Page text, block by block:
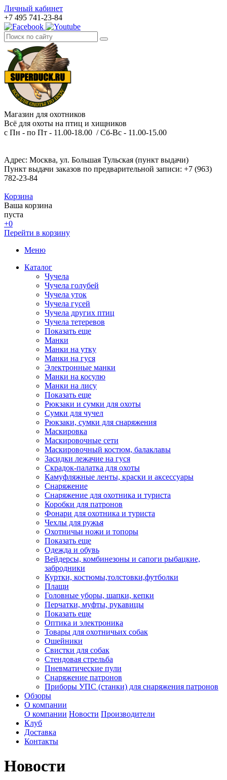
Личный кабинет
+7 495 741-23-84
Магазин для охотников
Всё для охоты на птиц и хищников
с Пн - по Пт - 11.00-18.00 / Сб-Вс - 11.00-15.00
Адрес: Москва, ул. Большая Тульская (пункт выдачи)
Пункт выдачи заказов по предварительной записи: +7 (963)
782-23-84
Корзина
Ваша корзина
пуста
+0
Перейти в корзину
Меню
Каталог
Чучела
Чучела голубей
Чучела уток
Чучела гусей
Чучела других птиц
Чучела тетеревов
Показать еще
Манки
Манки на утку
Манки на гуся
Электронные манки
Манки на косулю
Манки на лису
Показать еще
Рюкзаки и сумки для охоты
Сумки для чучел
Рюкзаки, сумки для снаряжения
Маскировка
Маскировочные сети
Маскировочный костюм, балаклавы
Засидки лежачие на гуся
Скрадок-палатка для охоты
Камуфляжные ленты, краски и аксессуары
Снаряжение
Снаряжение для охотника и туриста
Коробки для патронов
Фонари для охотника и туриста
Чехлы для ружья
Охотничьи ножи и топоры
Показать еще
Одежда и обувь
Вейдерсы, комбинезоны и сапоги рыбацкие,
забродники
Куртки, костюмы,толстовки,футболки
Плащи
Головные уборы, шапки, кепки
Перчатки, муфты, рукавицы
Показать еще
Оптика и электроника
Товары для охотничьих собак
Ошейники
Свистки для собак
Стендовая стрельба
Пневматические пули
Снаряжение патронов
Приборы УПС (станки) для снаряжения патронов
Обзоры
О компании
О компании Новости Производители
Клуб
Доставка
Контакты
Новости